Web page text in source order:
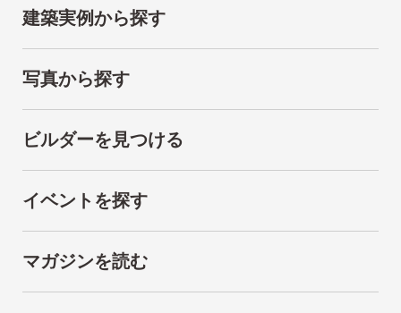
建築実例から探す
写真から探す
ビルダーを見つける
イベントを探す
マガジンを読む